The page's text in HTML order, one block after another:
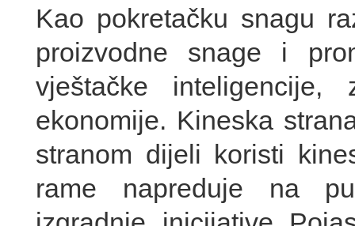
Kao pokretačku snagu
proizvodne snage i
vještačke
ekonomije. Kineska
stranom dijeli koristi
rame napreduje na